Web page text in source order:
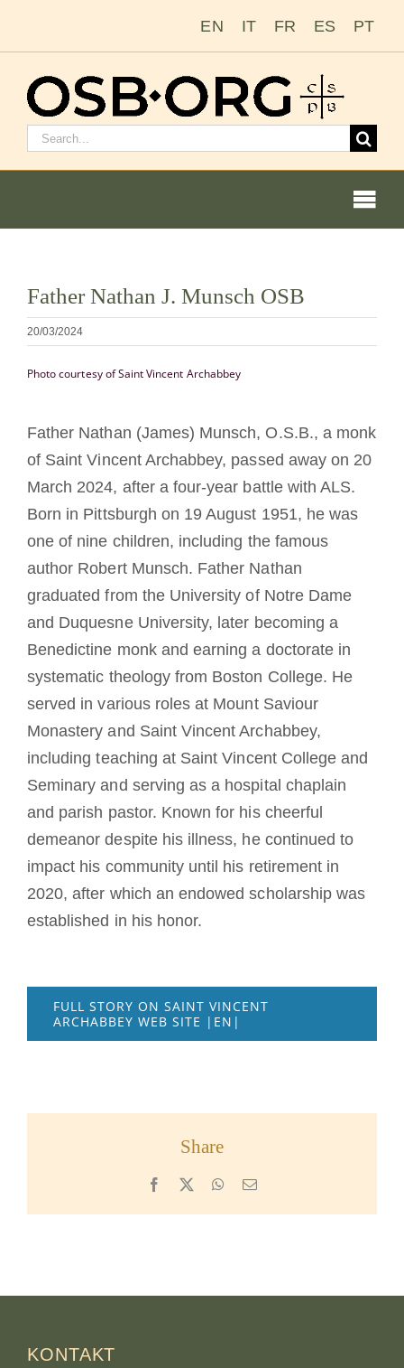
EN IT FR ES PT
Suchen
Unsere Wurzeln
Die Medaille des Heiligen Benedikt
NEXUS
OSB.org Archiv
vergrößern
Father Nathan J. Munsch OSB
20/03/2024
Photo courtesy of Saint Vincent Archabbey
Father Nathan (James) Munsch, O.S.B., a monk
of Saint Vincent Archabbey, passed away on 20
March 2024, after a four-year battle with ALS.
Born in Pittsburgh on 19 August 1951, he was
one of nine children, including the famous
author Robert Munsch. Father Nathan
graduated from the University of Notre Dame
and Duquesne University, later becoming a
Benedictine monk and earning a doctorate in
systematic theology from Boston College. He
served in various roles at Mount Saviour
Monastery and Saint Vincent Archabbey,
including teaching at Saint Vincent College and
Seminary and serving as a hospital chaplain
and parish pastor. Known for his cheerful
demeanor despite his illness, he continued to
impact his community until his retirement in
2020, after which an endowed scholarship was
established in his honor.
FULL STORY ON SAINT VINCENT
ARCHABBEY WEB SITE |EN|
Share
Facebook WhatsApp
Email
KONTAKT